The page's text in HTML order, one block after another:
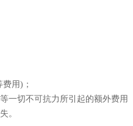
用)；
一切不可抗力所引起的额外费用
。